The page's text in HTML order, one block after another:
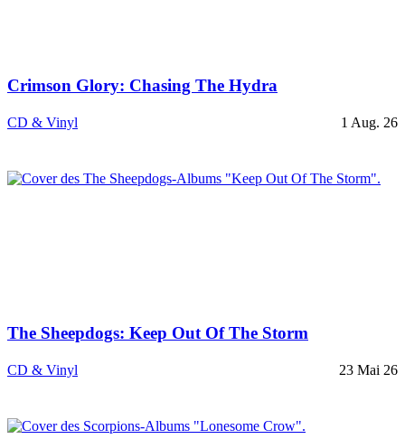
Crimson Glory: Chasing The Hydra
CD & Vinyl 1 Aug. 26
The Sheepdogs: Keep Out Of The Storm
CD & Vinyl 23 Mai 26